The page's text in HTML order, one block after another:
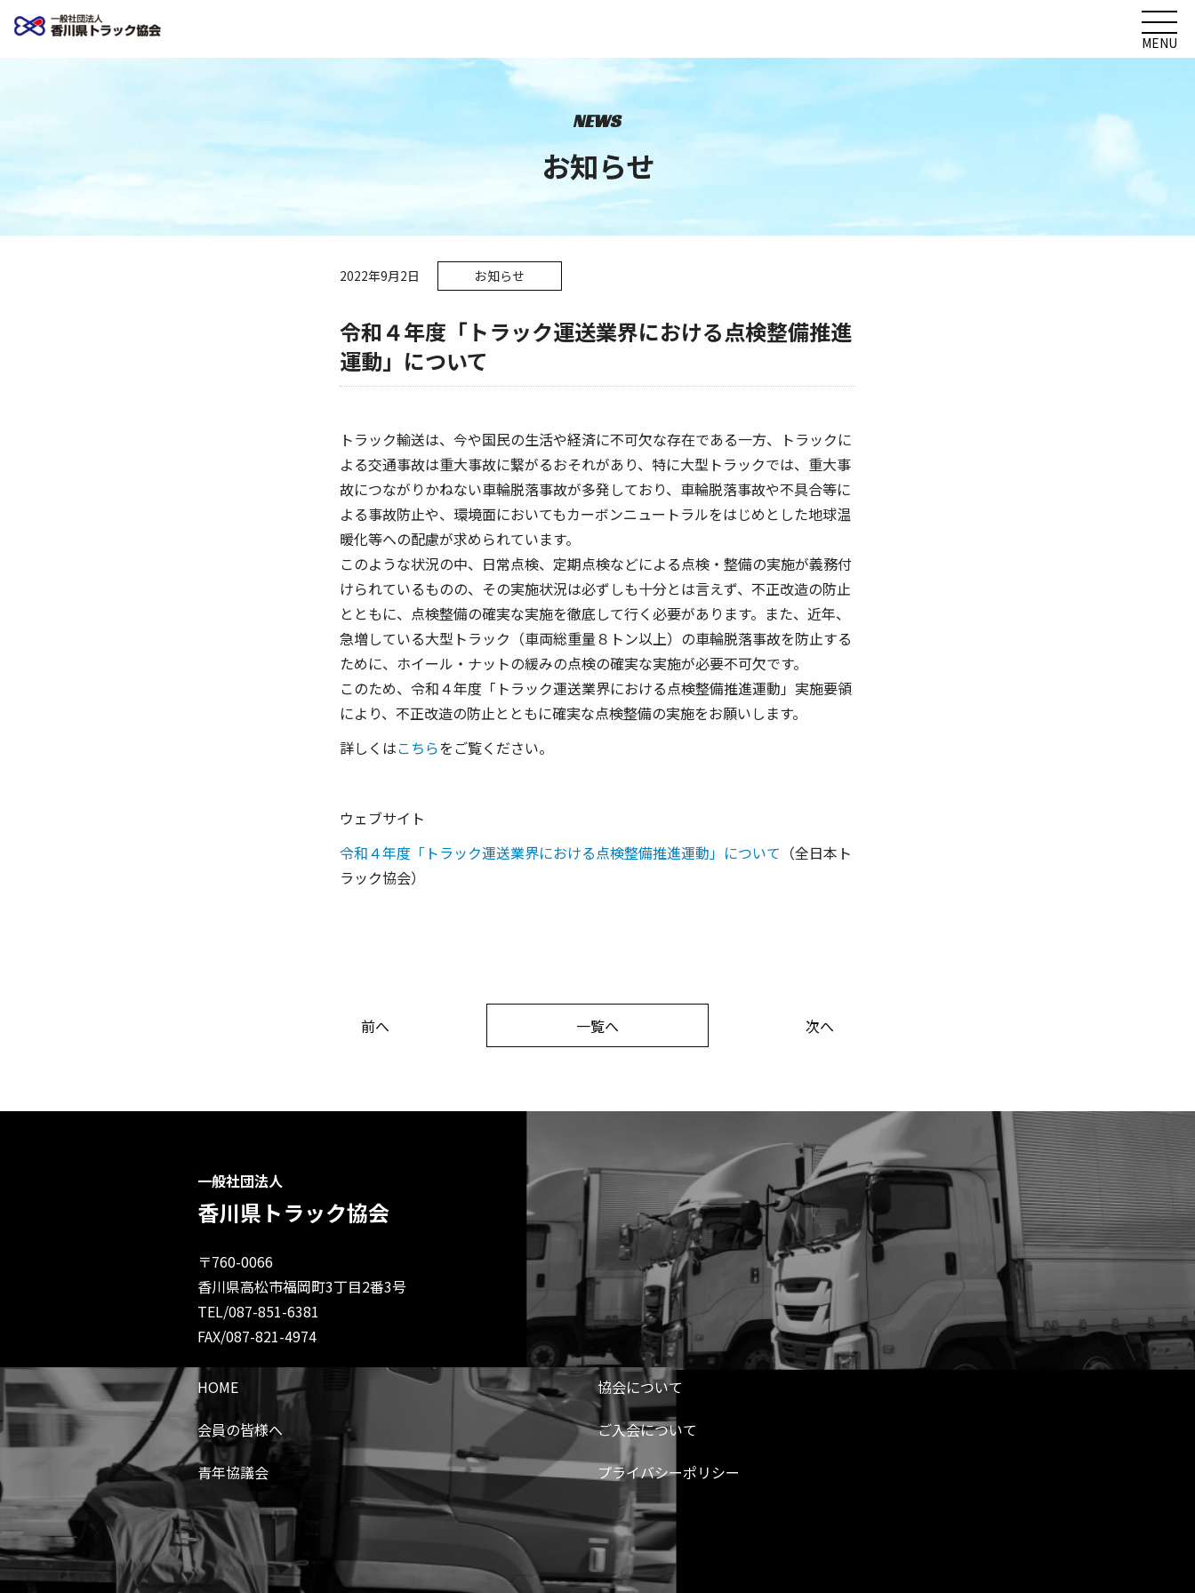
MENU
NEWS
お知らせ
2022年9月2日 お知らせ
令和４年度「トラック運送業界における点検整備推進
運動」について
トラック輸送は、今や国民の生活や経済に不可欠な存在である一方、トラックに
よる交通事故は重大事故に繋がるおそれがあり、特に大型トラックでは、重大事
故につながりかねない車輪脱落事故が多発しており、車輪脱落事故や不具合等に
よる事故防止や、環境面においてもカーボンニュートラルをはじめとした地球温
暖化等への配慮が求められています。
このような状況の中、日常点検、定期点検などによる点検・整備の実施が義務付
けられているものの、その実施状況は必ずしも十分とは言えず、不正改造の防止
とともに、点検整備の確実な実施を徹底して行く必要があります。また、近年、
急増している大型トラック（車両総重量８トン以上）の車輪脱落事故を防止する
ために、ホイール・ナットの緩みの点検の確実な実施が必要不可欠です。
このため、令和４年度「トラック運送業界における点検整備推進運動」実施要領
により、不正改造の防止とともに確実な点検整備の実施をお願いします。
詳しくはこちらをご覧ください。
ウェブサイト
令和４年度「トラック運送業界における点検整備推進運動」について （全日本ト
ラック協会）
前へ 一覧へ 次へ
一般社団法人
香川県トラック協会
〒760-0066
香川県高松市福岡町3丁目2番3号
TEL/087-851-6381
FAX/087-821-4974
HOME
協会について
会員の皆様へ
ご入会について
青年協議会
プライバシーポリシー